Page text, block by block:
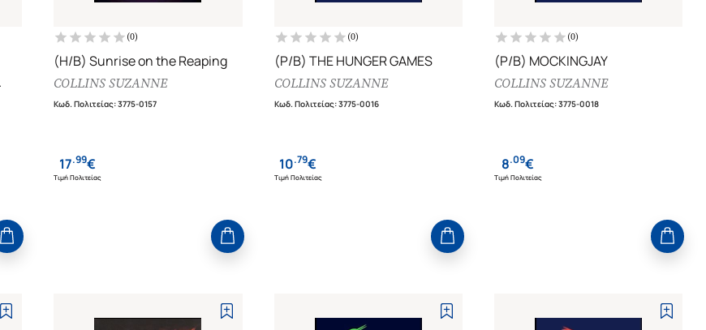
(0)
(H/B) Sunrise on the Reaping
COLLINS SUZANNE
Κωδ. Πολιτείας:3775-0157
17.99€
Τιμή Πολιτείας
(0)
(P/B) THE HUNGER GAMES
COLLINS SUZANNE
Κωδ. Πολιτείας:3775-0016
10.79€
Τιμή Πολιτείας
(0)
(P/B) MOCKINGJAY
COLLINS SUZANNE
Κωδ. Πολιτείας:3775-0018
8.09€
Τιμή Πολιτείας